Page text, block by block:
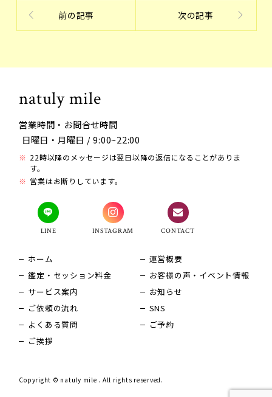
前の記事 次の記事
natuly mile
営業時間・お問合せ時間
日曜日・月曜日 / 9:00~22:00
22時以降のメッセージは翌日以降の返信になることがありま
す。
営業はお断りしています。
LINE INSTAGRAM CONTACT
ホーム
鑑定・セッション料金
サービス案内
ご依頼の流れ
よくある質問
ご挨拶
運営概要
お客様の声・イベント情報
お知らせ
SNS
ご予約
Copyright © natuly mile . All rights reserved.